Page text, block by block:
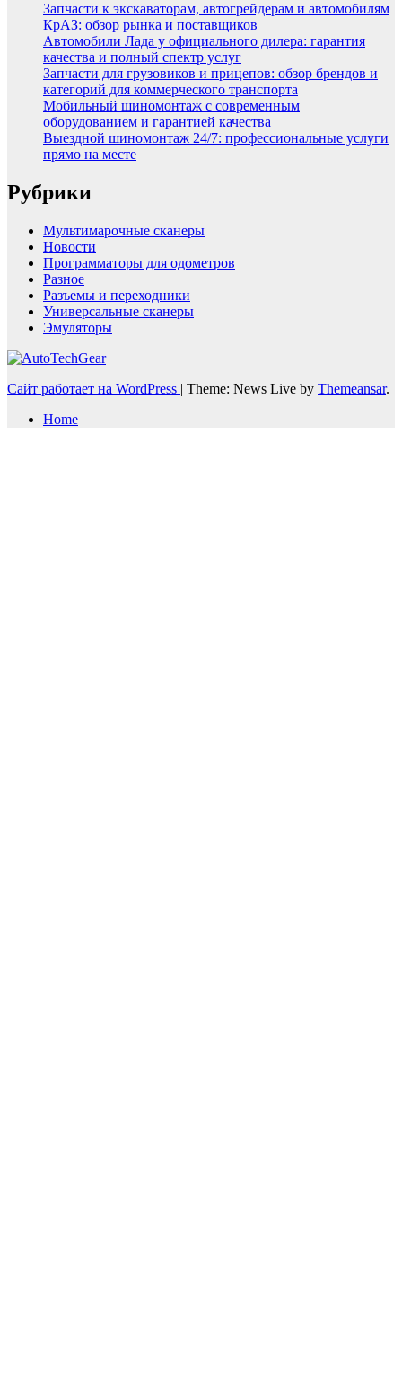
Запчасти к экскаваторам, автогрейдерам и автомобилям
КрАЗ: обзор рынка и поставщиков
Автомобили Лада у официального дилера: гарантия
качества и полный спектр услуг
Запчасти для грузовиков и прицепов: обзор брендов и
категорий для коммерческого транспорта
Мобильный шиномонтаж с современным
оборудованием и гарантией качества
Выездной шиномонтаж 24/7: профессиональные услуги
прямо на месте
Рубрики
Мультимарочные сканеры
Новости
Программаторы для одометров
Разное
Разъемы и переходники
Универсальные сканеры
Эмуляторы
Сайт работает на WordPress | Theme: News Live by Themeansar.
Home